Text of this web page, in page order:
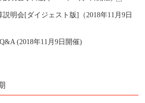
説明会[ダイジェスト版]（2018年11月9日
(2018年11月9日開催)